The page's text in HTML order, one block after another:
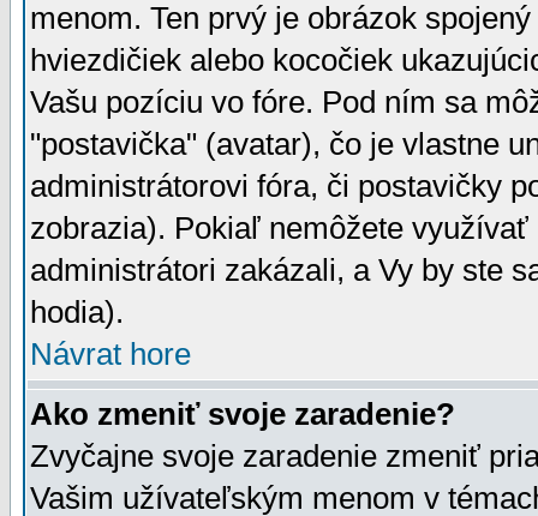
menom. Ten prvý je obrázok
hviezdičiek alebo kocočiek
Vašu pozíciu vo fóre. Pod ním sa
"postavička" (avatar), čo je vlastne
administrátorovi fóra, či postavičky
zobrazia). Pokiaľ nemôžete
administrátori zakázali, a Vy by ste
hodia).
Návrat hore
Ako zmeniť svoje zaradenie?
Zvyčajne svoje zaradenie zmeniť
Vašim užívateľským menom v